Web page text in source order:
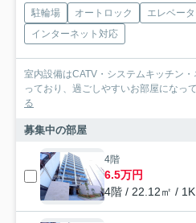
駐輪場 オートロック エレベー
インターネット対応
室内設備はCATV・システムキッチン
っており、過ごしやすいお部屋になっ
る
募集中の部屋
4階
6.5万円
4階 / 22.12㎡ / 1K